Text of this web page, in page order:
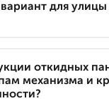
для улицы
откидных
механизма и